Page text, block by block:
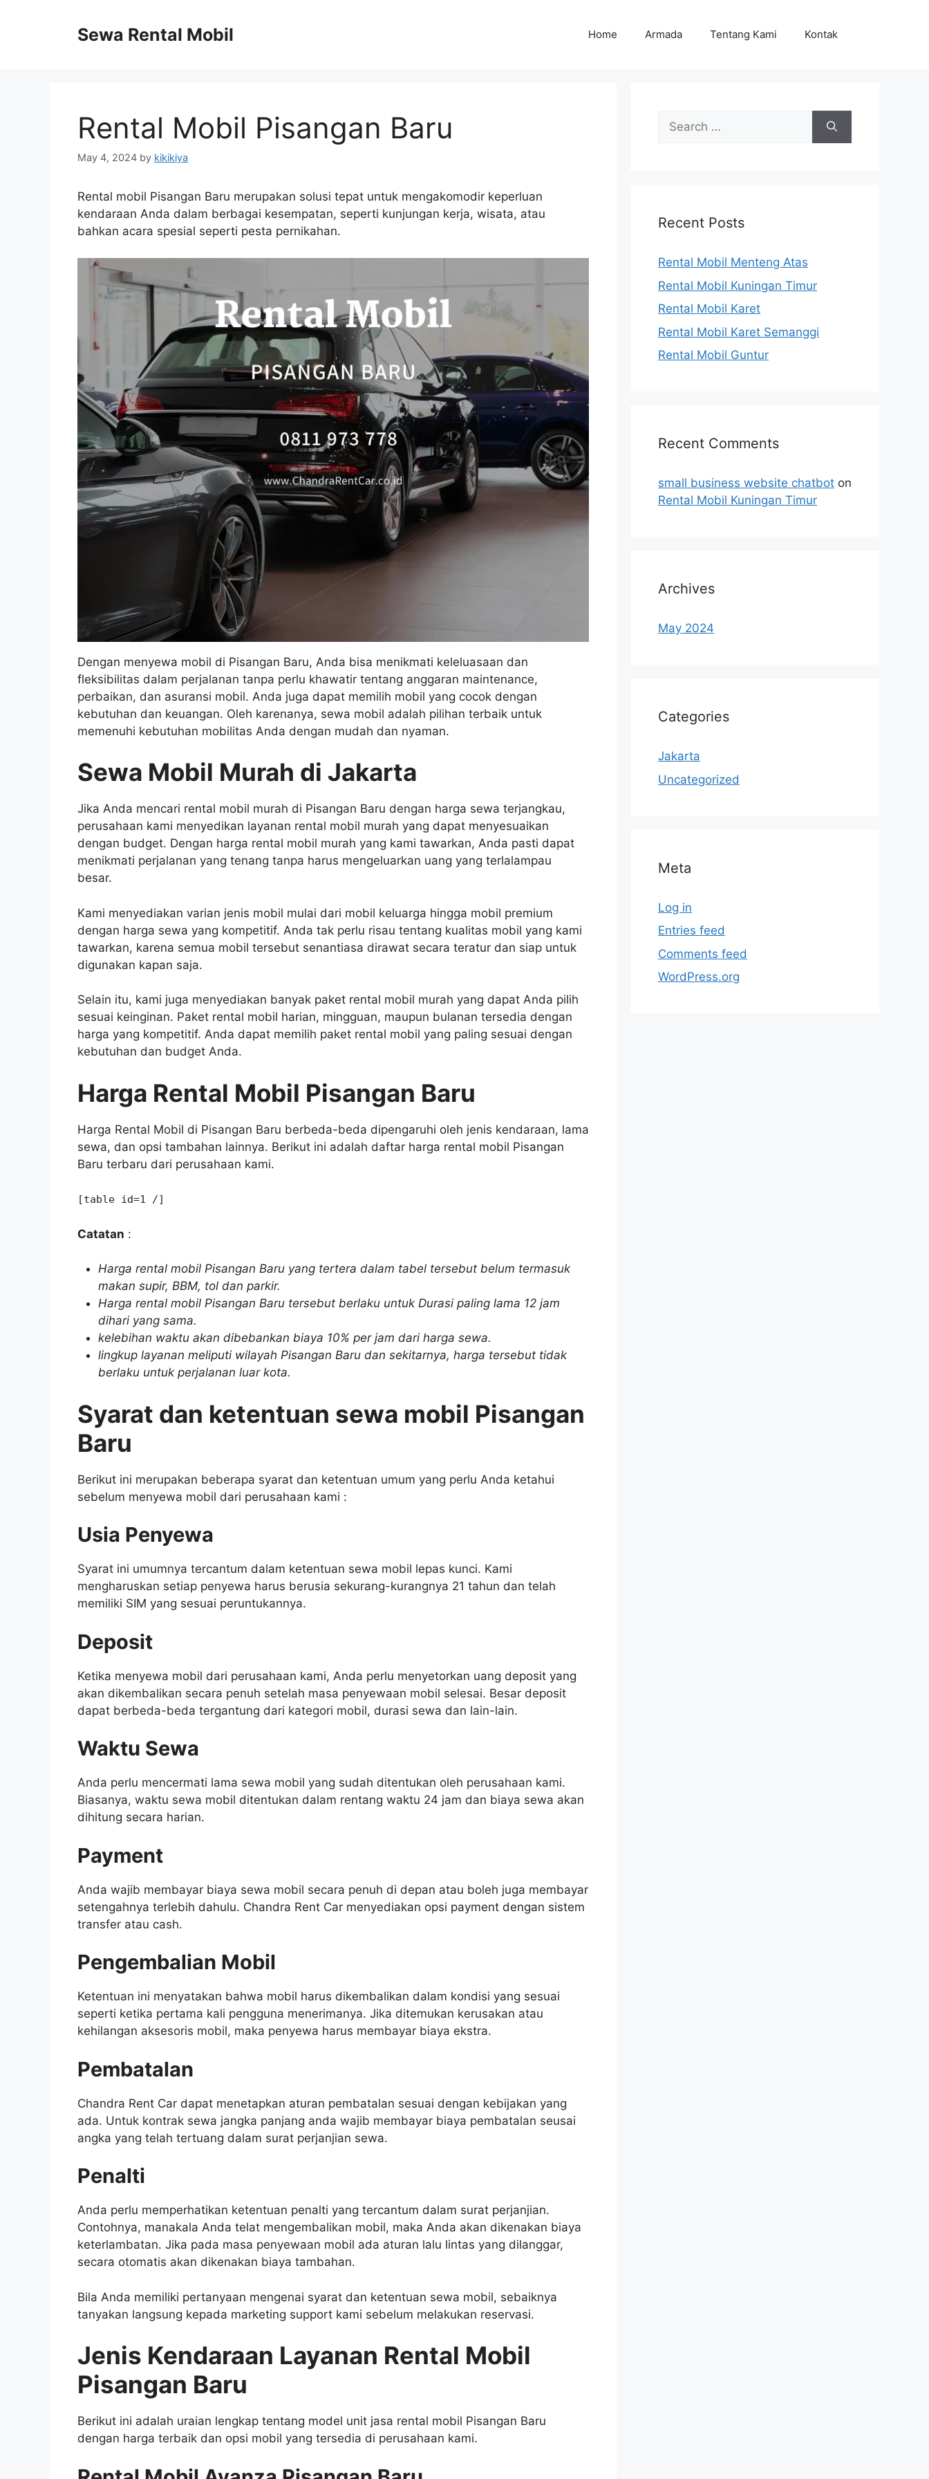
Sewa Rental Mobil Home Armada Tentang Kami Kontak
Rental Mobil Pisangan Baru
May 4, 2024 by kikikiya
Rental mobil Pisangan Baru merupakan solusi tepat untuk mengakomodir keperluan
kendaraan Anda dalam berbagai kesempatan, seperti kunjungan kerja, wisata, atau
bahkan acara spesial seperti pesta pernikahan.
Dengan menyewa mobil di Pisangan Baru, Anda bisa menikmati keleluasaan dan
fleksibilitas dalam perjalanan tanpa perlu khawatir tentang anggaran maintenance,
perbaikan, dan asuransi mobil. Anda juga dapat memilih mobil yang cocok dengan
kebutuhan dan keuangan. Oleh karenanya, sewa mobil adalah pilihan terbaik untuk
memenuhi kebutuhan mobilitas Anda dengan mudah dan nyaman.
Sewa Mobil Murah di Jakarta
Jika Anda mencari rental mobil murah di Pisangan Baru dengan harga sewa terjangkau,
perusahaan kami menyedikan layanan rental mobil murah yang dapat menyesuaikan
dengan budget. Dengan harga rental mobil murah yang kami tawarkan, Anda pasti dapat
menikmati perjalanan yang tenang tanpa harus mengeluarkan uang yang terlalampau
besar.
Kami menyediakan varian jenis mobil mulai dari mobil keluarga hingga mobil premium
dengan harga sewa yang kompetitif. Anda tak perlu risau tentang kualitas mobil yang kami
tawarkan, karena semua mobil tersebut senantiasa dirawat secara teratur dan siap untuk
digunakan kapan saja.
Selain itu, kami juga menyediakan banyak paket rental mobil murah yang dapat Anda pilih
sesuai keinginan. Paket rental mobil harian, mingguan, maupun bulanan tersedia dengan
harga yang kompetitif. Anda dapat memilih paket rental mobil yang paling sesuai dengan
kebutuhan dan budget Anda.
Harga Rental Mobil Pisangan Baru
Harga Rental Mobil di Pisangan Baru berbeda-beda dipengaruhi oleh jenis kendaraan, lama
sewa, dan opsi tambahan lainnya. Berikut ini adalah daftar harga rental mobil Pisangan
Baru terbaru dari perusahaan kami.
[table id=1 /]
Catatan :
Harga rental mobil Pisangan Baru yang tertera dalam tabel tersebut belum termasuk
makan supir, BBM, tol dan parkir.
Harga rental mobil Pisangan Baru tersebut berlaku untuk Durasi paling lama 12 jam
dihari yang sama.
kelebihan waktu akan dibebankan biaya 10% per jam dari harga sewa.
lingkup layanan meliputi wilayah Pisangan Baru dan sekitarnya, harga tersebut tidak
berlaku untuk perjalanan luar kota.
Syarat dan ketentuan sewa mobil Pisangan
Baru
Berikut ini merupakan beberapa syarat dan ketentuan umum yang perlu Anda ketahui
sebelum menyewa mobil dari perusahaan kami :
Usia Penyewa
Syarat ini umumnya tercantum dalam ketentuan sewa mobil lepas kunci. Kami
mengharuskan setiap penyewa harus berusia sekurang-kurangnya 21 tahun dan telah
memiliki SIM yang sesuai peruntukannya.
Deposit
Ketika menyewa mobil dari perusahaan kami, Anda perlu menyetorkan uang deposit yang
akan dikembalikan secara penuh setelah masa penyewaan mobil selesai. Besar deposit
dapat berbeda-beda tergantung dari kategori mobil, durasi sewa dan lain-lain.
Waktu Sewa
Anda perlu mencermati lama sewa mobil yang sudah ditentukan oleh perusahaan kami.
Biasanya, waktu sewa mobil ditentukan dalam rentang waktu 24 jam dan biaya sewa akan
dihitung secara harian.
Payment
Anda wajib membayar biaya sewa mobil secara penuh di depan atau boleh juga membayar
setengahnya terlebih dahulu. Chandra Rent Car menyediakan opsi payment dengan sistem
transfer atau cash.
Pengembalian Mobil
Ketentuan ini menyatakan bahwa mobil harus dikembalikan dalam kondisi yang sesuai
seperti ketika pertama kali pengguna menerimanya. Jika ditemukan kerusakan atau
kehilangan aksesoris mobil, maka penyewa harus membayar biaya ekstra.
Pembatalan
Chandra Rent Car dapat menetapkan aturan pembatalan sesuai dengan kebijakan yang
ada. Untuk kontrak sewa jangka panjang anda wajib membayar biaya pembatalan seusai
angka yang telah tertuang dalam surat perjanjian sewa.
Penalti
Anda perlu memperhatikan ketentuan penalti yang tercantum dalam surat perjanjian.
Contohnya, manakala Anda telat mengembalikan mobil, maka Anda akan dikenakan biaya
keterlambatan. Jika pada masa penyewaan mobil ada aturan lalu lintas yang dilanggar,
secara otomatis akan dikenakan biaya tambahan.
Bila Anda memiliki pertanyaan mengenai syarat dan ketentuan sewa mobil, sebaiknya
tanyakan langsung kepada marketing support kami sebelum melakukan reservasi.
Jenis Kendaraan Layanan Rental Mobil
Pisangan Baru
Berikut ini adalah uraian lengkap tentang model unit jasa rental mobil Pisangan Baru
dengan harga terbaik dan opsi mobil yang tersedia di perusahaan kami.
Search
for:
Recent Posts
Rental Mobil Menteng Atas
Rental Mobil Kuningan Timur
Rental Mobil Karet
Rental Mobil Karet Semanggi
Rental Mobil Guntur
Recent Comments
small business website chatbot on
Rental Mobil Kuningan Timur
Archives
May 2024
Categories
Jakarta
Uncategorized
Meta
Log in
Entries feed
Comments feed
WordPress.org